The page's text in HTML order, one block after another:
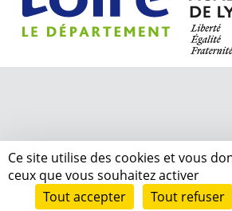
Ce site utilise des cookies et vous
ceux que vous souhaitez activer
Tout accepter
Tout refuser